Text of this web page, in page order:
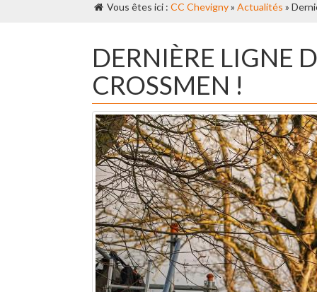
Vous êtes ici : CC Chevigny» Actualités »
DERNIÈRE LIGNE
CROSSMEN !